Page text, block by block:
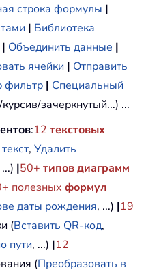
строка формулы |
| Библиотека
| Объединить данные |
ячейки | Отправить
фильтр | Специальный
зачеркнутый...) ...
:12 текстовых
, Удалить
|50+ типов диаграмм
полезных формул
даты рождения, ...) |19
(Вставить QR-код,
пути, ...) |12
(Преобразовать в